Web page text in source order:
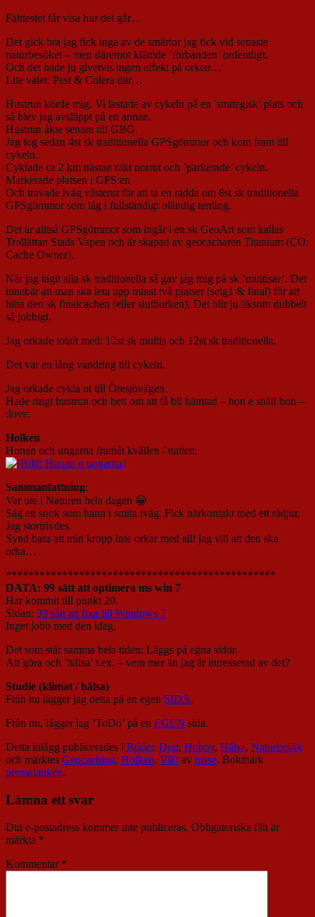
Fälttestet får visa hur det går…
Det gick bra jag fick inga av de smärtor jag fick vid senaste
naturbesöket – men däremot klämde ’förbanden’ ordentligt.
Och det hade ju givetvis ingen effekt på orken…
Lite valet: Pest & Colera där…
Hustrun körde mig. Vi lastade av cykeln på en ’strategisk’ plats och
så blev jag avsläppt på en annan.
Hustrun åkte senare till GBG.
Jag tog sedan 4st sk traditionella GPSgömmor och kom fram till
cykeln.
Cyklade ca 2 km nästan rakt norrut och ’parkerade’ cykeln.
Markerade platsen i GPS:en
Och travade iväg västerut för att ta en radda om 8st sk traditionella
GPSgömmor som låg i fullständigt oländig terräng.
Det är alltså GPSgömmor som ingår i en sk GeoArt som kallas
Trollättan Stads Vapen och är skapad av geocacharen Titanium (CO:
Cache Owner).
När jag tagit alla sk traditionella så gav jag mig på sk ’multisar’. Det
innebär att man ska leta upp minst två platser (setg1 & final) för att
hitta den sk finalcachen (eller slutburken). Det blir ju liksom dubbelt
så jobbigt.
Jag orkade totalt med: 12st sk multis och 12st sk traditionella.
Det var en lång vandring till cykeln.
Jag orkade cykla ut till Öresjövägen.
Hade ringt hustrun och bett om att få bli hämtad – hon e snäll hon –
:love:
Holken
Honan och ungarna framåt kvällen / natten:
Sammanfattning:
Var ute i Naturen hela dagen 😀
Såg en snok som hann i smita iväg. Fick närkontakt med ett rådjur.
Jag stortrivdes.
Synd bara att min kropp inte orkar med allt jag vill att den ska
orka…
************************************************
DATA: 99 sätt att optimera ms win 7
Har kommit till punkt 20.
Sidan: 99 sätt att fixa till Windows 7
Inget jobb med den idag.
Det som står samma hela tiden: Läggs på egna sidor.
Att göra och ’hälsa’ t.ex. – vem mer än jag är intresserad av det?
Studie (klimat / hälsa)
Från nu lägger jag detta på en egen SIDA.
Från nu, lägger jag ’ToDo’ på en EGEN sida.
Detta inlägg publicerades i Bilder, Djur, Hobby, Hälsa, Naturbesök
och märktes Geocaching, Holken, Viktav nisse. Bokmärk
permalänken.
Lämna ett svar
Din e-postadress kommer inte publiceras. Obligatoriska fält är
märkta *
Kommentar *